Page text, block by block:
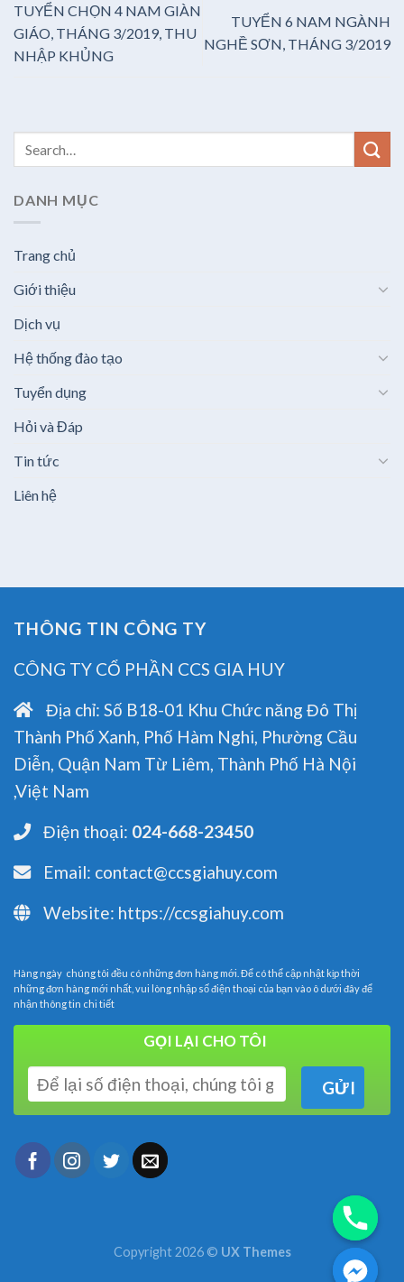
TUYỂN CHỌN 4 NAM GIÀN
GIÁO, THÁNG 3/2019, THU
NHẬP KHỦNG
TUYỂN 6 NAM NGÀNH
NGHỀ SƠN, THÁNG 3/2019
DANH MỤC
Trang chủ
Giới thiệu
Dịch vụ
Hệ thống đào tạo
Tuyển dụng
Hỏi và Đáp
Tin tức
Liên hệ
THÔNG TIN CÔNG TY
CÔNG TY CỔ PHẦN CCS GIA HUY
Địa chỉ: Số B18-01 Khu Chức năng Đô Thị
Thành Phố Xanh, Phố Hàm Nghi, Phường Cầu
Diễn, Quận Nam Từ Liêm, Thành Phố Hà Nội
,Việt Nam
Điện thoại: 024-668-23450
Email: contact@ccsgiahuy.com
Website: https://ccsgiahuy.com
Hàng ngày chúng tôi đều có những đơn hàng mới. Để có thể cập nhật kịp thời
những đơn hàng mới nhất, vui lòng nhập số điện thoại của bạn vào ô dưới đây để
nhận thông tin chi tiết
GỌI LẠI CHO TÔI
Copyright 2026 © UX Themes